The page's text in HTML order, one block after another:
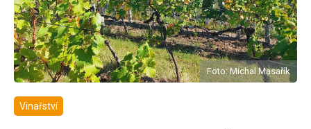
Foto: Michal Masařík
Vinařství